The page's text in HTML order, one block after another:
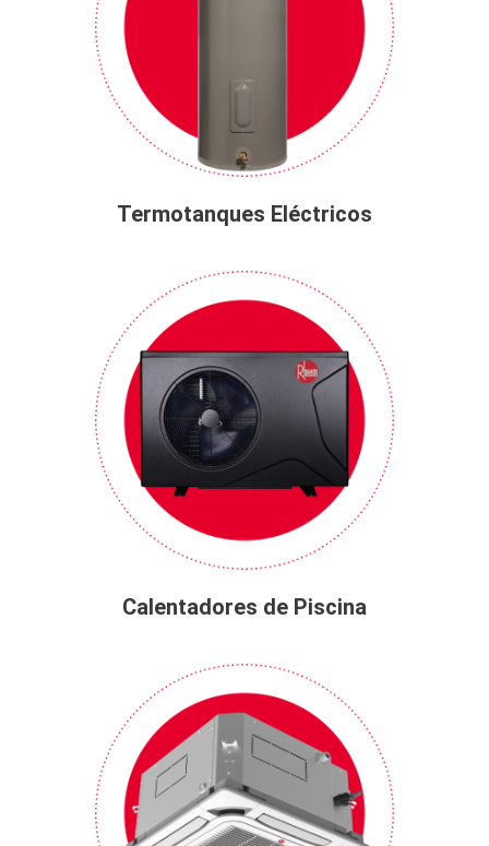
Termotanques Eléctricos
Calentadores de Piscina